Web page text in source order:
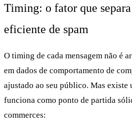
Timing: o fator que
eficiente de spam
O timing de cada mensagem não é
em dados de comportamento de
ajustado ao seu público. Mas existe
funciona como ponto de partida
commerces: